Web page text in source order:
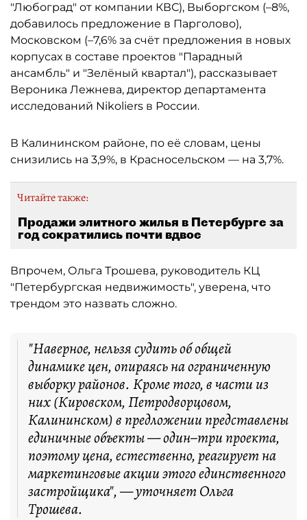
"Любоград" от компании КВС), Выборгском (–8%,
добавилось предложение в Парголово),
Московском (–7,6% за счёт предложения в новых
корпусах в составе проектов "Парадный
ансамбль" и "Зелёный квартал"), рассказывает
Вероника Лежнева, директор департамента
исследований Nikoliers в России.
В Калининском районе, по её словам, цены
снизились на 3,9%, в Красносельском — на 3,7%.
Читайте также:
Продажи элитного жилья в Петербурге за
год сократились почти вдвое
Впрочем, Ольга Трошева, руководитель КЦ
"Петербургская недвижимость", уверена, что
трендом это назвать сложно.
"Наверное, нельзя судить об общей
динамике цен, опираясь на ограниченную
выборку районов. Кроме того, в части из
них (Кировском, Петродворцовом,
Калининском) в предложении представлены
единичные объекты — один–три проекта,
поэтому цена, естественно, реагирует на
маркетинговые акции этого единственного
застройщика", — уточняет Ольга
Трошева.